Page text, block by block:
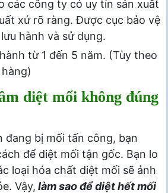
các công ty có uy tín sản xuất
xứ rõ ràng. Được cục bảo vệ
hành và sử dụng.
từ 1 đến 5 năm. (Tùy theo
diệt mối không đúng
đang bị mối tấn công, bạn
để diệt mối tận gốc. Bạn lo
loại hóa chất diệt mối sẽ ảnh
Vậy, làm sao để diệt hết mối